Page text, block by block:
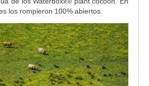
los rompieron 100% abiertos.